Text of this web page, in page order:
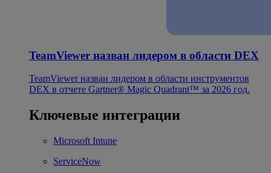
TeamViewer назван лидером в области DEX
TeamViewer назван лидером в области инструментов
DEX в отчете Gartner® Magic Quadrant™ за 2026 год.
Ключевые интеграции
Microsoft Intune
ServiceNow